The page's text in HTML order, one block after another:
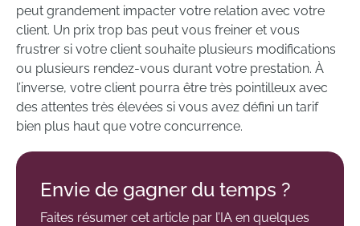
peut grandement impacter votre relation avec votre
client. Un prix trop bas peut vous freiner et vous
frustrer si votre client souhaite plusieurs modifications
ou plusieurs rendez-vous durant votre prestation. À
l’inverse, votre client pourra être très pointilleux avec
des attentes très élevées si vous avez défini un tarif
bien plus haut que votre concurrence.
Envie de gagner du temps ?
Faites résumer cet article par l’IA en quelques